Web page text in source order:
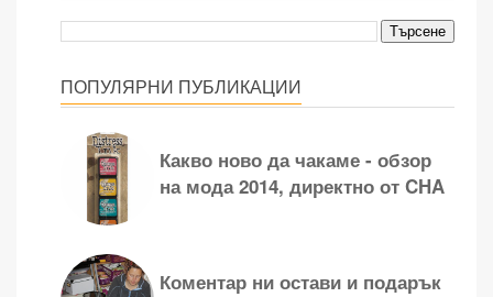
ПОПУЛЯРНИ ПУБЛИКАЦИИ
Какво ново да чакаме - обзор
на мода 2014, директно от CHA
Коментар ни остави и подарък